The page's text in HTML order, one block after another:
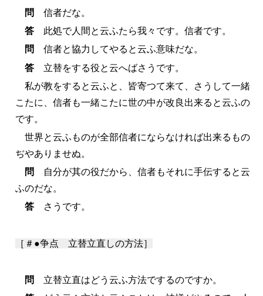
問 信者だな。
答此処で人間と云ふたら我々です。信者です。
問 信者と協力してやると云ふ意味だな。
答立替をする役と云へばさうです。
私が教をすると云ふと、皆寄つて来て、さうして一緒
こたに、信者も一緒こたに世の中が改良出来ると云ふの
です。
世界と云ふものが全部信者にならなければ出来るもの
ぢやありませぬ。
問 自分が其の役だから、信者もそれに手伝すると云
ふのだな。
答さうです。
［＃●争点 立替立直しの方法］
問 立替立直はどう云ふ方法でするのですか。